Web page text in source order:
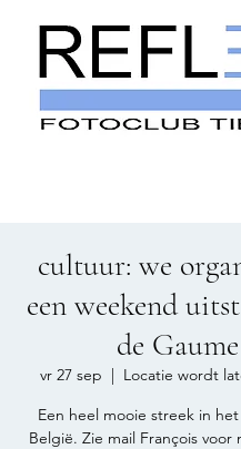
cultuur: we
een weekend
de Gaume
vr 27 sep
  |
Locatie wordt
Een heel mooie streek in
België. Zie mail François voor